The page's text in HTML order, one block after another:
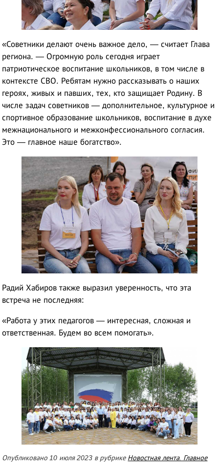
«Советники делают очень важное дело, — считает Глава
региона. — Огромную роль сегодня играет
патриотическое воспитание школьников, в том числе в
контексте СВО. Ребятам нужно рассказывать о наших
героях, живых и павших, тех, кто защищает Родину. В
числе задач советников — дополнительное, культурное и
спортивное образование школьников, воспитание в духе
межнационального и межконфессионального согласия.
Это — главное наше богатство».
Радий Хабиров также выразил уверенность, что эта
встреча не последняя:
«Работа у этих педагогов — интересная, сложная и
ответственная. Будем во всем помогать».
Опубликовано 10 июля 2023 в рубрике Новостная лента. Главное